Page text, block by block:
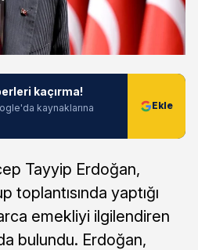
kaçırma!
kaynaklarına
Tayyip Erdoğan,
toplantısında yaptığı
emekliyi ilgilendiren
bulundu. Erdoğan,